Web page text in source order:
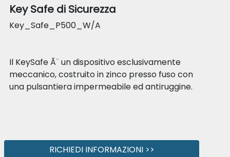
Key Safe di Sicurezza
Key_Safe_P500_W/A
Il KeySafe Ã¨ un dispositivo esclusivamente
meccanico, costruito in zinco presso fuso con
una pulsantiera impermeabile ed antiruggine.
RICHIEDI INFORMAZIONI >>